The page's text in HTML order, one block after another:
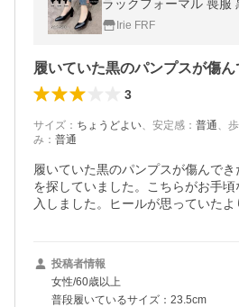
ラックフォーマル 喪服
ワイイ きれい キレイ 美
Irie FRF
3
サイズ ： ちょうどよい、 安定感 ： 普通、
み ： 普通
履いていた黒のパンプスが傷んで
を探していました。こちらがお手
入しました。ヒールが思っていたよ
投稿者情報
女性/60歳以上
普段履いているサイズ：23.5cm